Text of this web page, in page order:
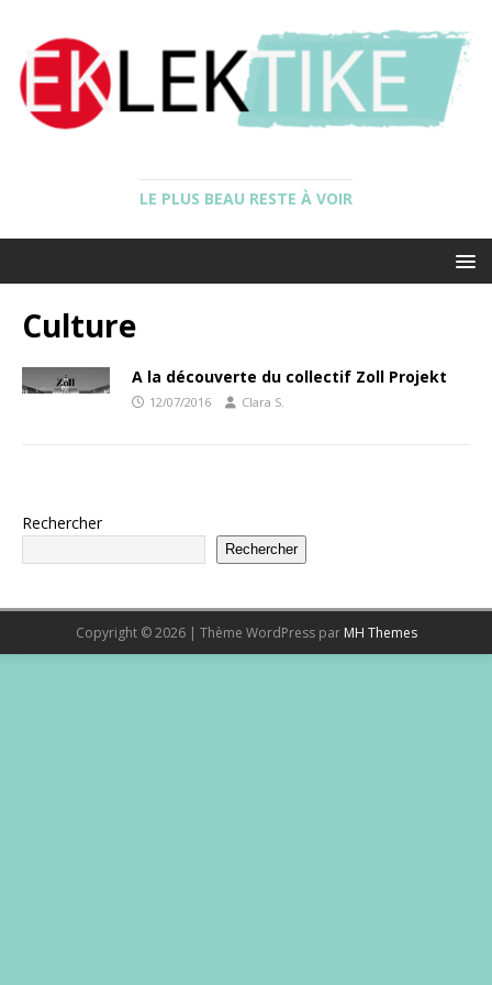
LE PLUS BEAU RESTE À VOIR
Culture
A la découverte du collectif Zoll Projekt
12/07/2016 Clara S.
Rechercher
Rechercher
Copyright © 2026 | Thème WordPress par MH Themes